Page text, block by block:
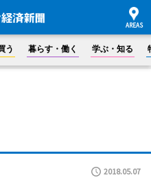
う 暮らす・働く 学ぶ・知る
2018.05.07